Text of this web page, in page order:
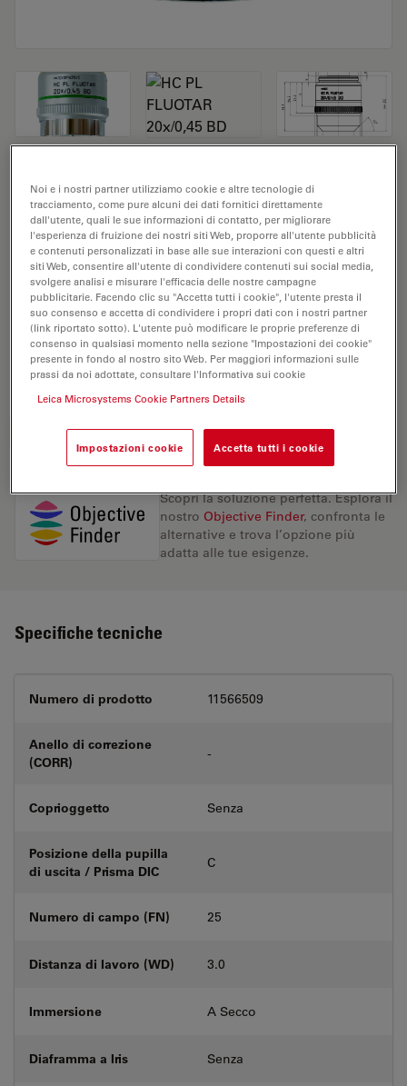
Obiettivo del microscopio HC PL FLUOTAR
20x/0,45 BD
N. prodotto 11566509
L'obiettivo HC PL FLUOTAR 20x/0,45 BD ha un
ingrandimento di 20X e un'apertura numerica di 0,45
mm. Adatto per l'analisi dei campioni a secco, è
provvisto di filettatura M32, con una distanza di lavoro
libera di 3,0 mm e un FN pari a 25.
RICHIESTA DI PREVENTIVO
Scopri la soluzione perfetta. Esplora il
nostro Objective Finder, confronta le
alternative e trova l’opzione più
adatta alle tue esigenze.
Specifiche tecniche
Numero di prodotto 11566509
Anello di correzione
(CORR)
-
Coprioggetto Senza
Posizione della pupilla
di uscita / Prisma DIC
C
Numero di campo (FN) 25
Distanza di lavoro (WD) 3.0
Immersione A Secco
Diaframma a Iris Senza
Noi e i nostri partner utilizziamo cookie e altre tecnologie di
tracciamento, come pure alcuni dei dati fornitici direttamente
dall'utente, quali le sue informazioni di contatto, per migliorare
l'esperienza di fruizione dei nostri siti Web, proporre all'utente pubblicità
e contenuti personalizzati in base alle sue interazioni con questi e altri
siti Web, consentire all'utente di condividere contenuti sui social media,
svolgere analisi e misurare l'efficacia delle nostre campagne
pubblicitarie. Facendo clic su "Accetta tutti i cookie", l'utente presta il
suo consenso e accetta di condividere i propri dati con i nostri partner
(link riportato sotto). L'utente può modificare le proprie preferenze di
consenso in qualsiasi momento nella sezione "Impostazioni dei cookie"
presente in fondo al nostro sito Web. Per maggiori informazioni sulle
prassi da noi adottate, consultare l'Informativa sui cookie
Leica Microsystems Cookie Partners Details
Impostazioni cookie Accetta tutti i cookie